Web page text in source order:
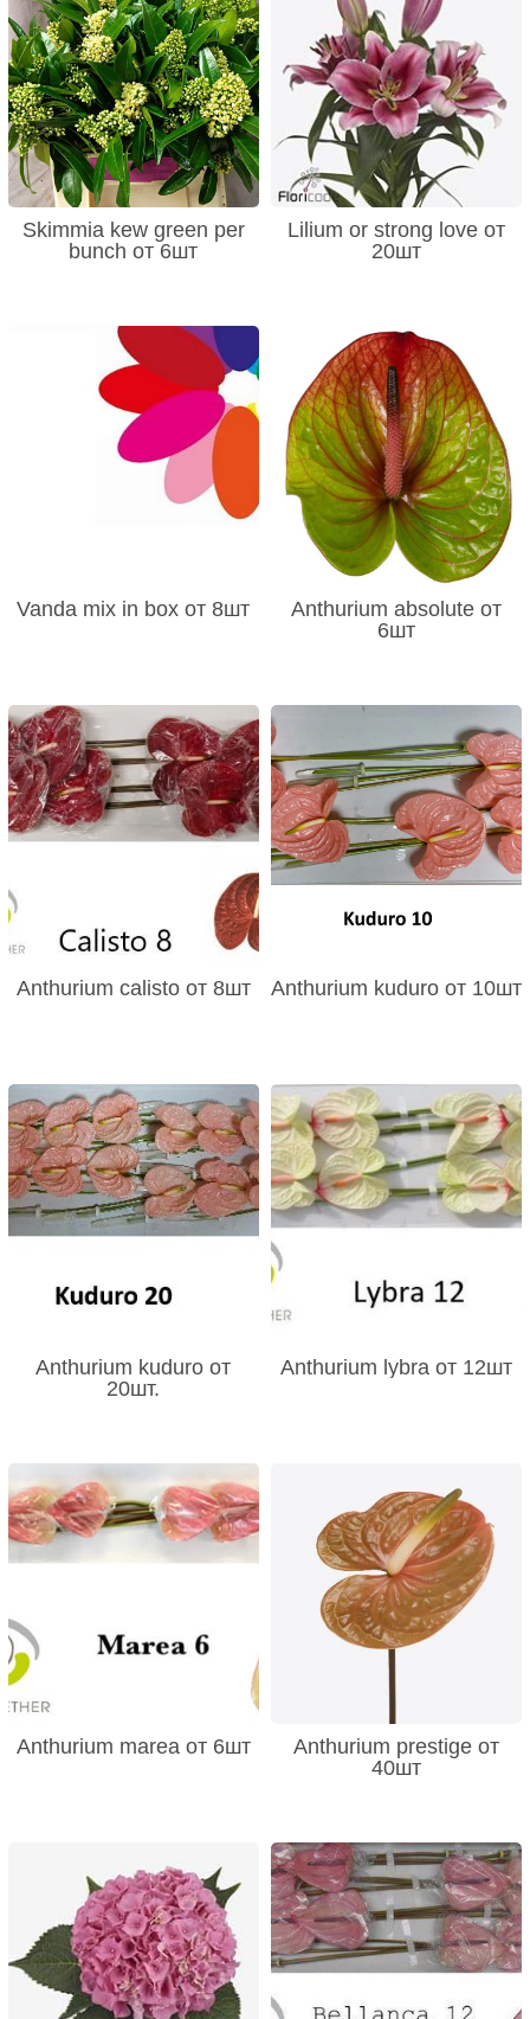
Skimmia kew green per
bunch от 6шт
Lilium or strong love от
20шт
Vanda mix in box от 8шт
Anthurium absolute от
6шт
Anthurium calisto от 8шт Anthurium kuduro от 10шт
Anthurium kuduro от
20шт.
Anthurium lybra от 12шт
Anthurium marea от 6шт
Anthurium prestige от
40шт